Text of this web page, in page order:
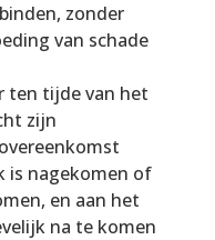
zonder
van schade
ten tijde van het
zijn
is nagekomen of
en aan het
na te komen